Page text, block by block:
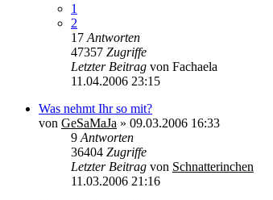
1
2
17 Antworten
47357 Zugriffe
Letzter Beitrag von Fachaela
11.04.2006 23:15
Was nehmt Ihr so mit?
von GeSaMaJa » 09.03.2006 16:33
9 Antworten
36404 Zugriffe
Letzter Beitrag von Schnatterinchen
11.03.2006 21:16